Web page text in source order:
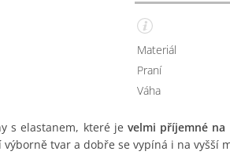
Materiál
Praní
Váha
s elastanem, které je velmi příjemné
výborně tvar a dobře se vypíná i na vyšší